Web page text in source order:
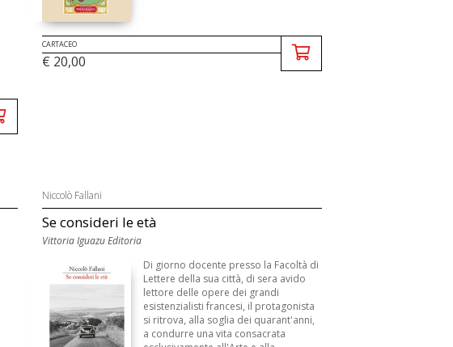
CARTACEO
€ 20,00
Niccolò Fallani
Se consideri le età
Vittoria Iguazu Editoria
Di giorno docente presso la Facoltà di
Lettere della sua città, di sera avido
lettore delle opere dei grandi
esistenzialisti francesi, il protagonista
si ritrova, alla soglia dei quarant'anni,
a condurre una vita consacrata